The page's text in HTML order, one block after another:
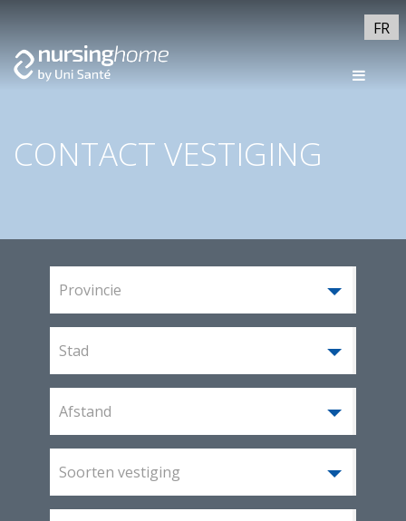
FR
CONTACT VESTIGING
Provincie
Stad
Afstand
Soorten vestiging